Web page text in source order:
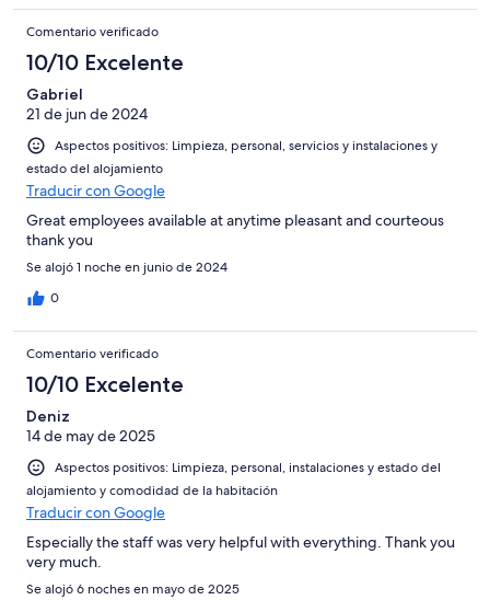
Comentario verificado
10/10 Excelente
Gabriel
21 de jun de 2024
Aspectos positivos: Limpieza, personal, servicios y instalaciones y
estado del alojamiento
Traducir con Google
Great employees available at anytime pleasant and courteous
thank you
Se alojó 1 noche en junio de 2024
0
Comentario verificado
10/10 Excelente
Deniz
14 de may de 2025
Aspectos positivos: Limpieza, personal, instalaciones y estado del
alojamiento y comodidad de la habitación
Traducir con Google
Especially the staff was very helpful with everything. Thank you
very much.
Se alojó 6 noches en mayo de 2025